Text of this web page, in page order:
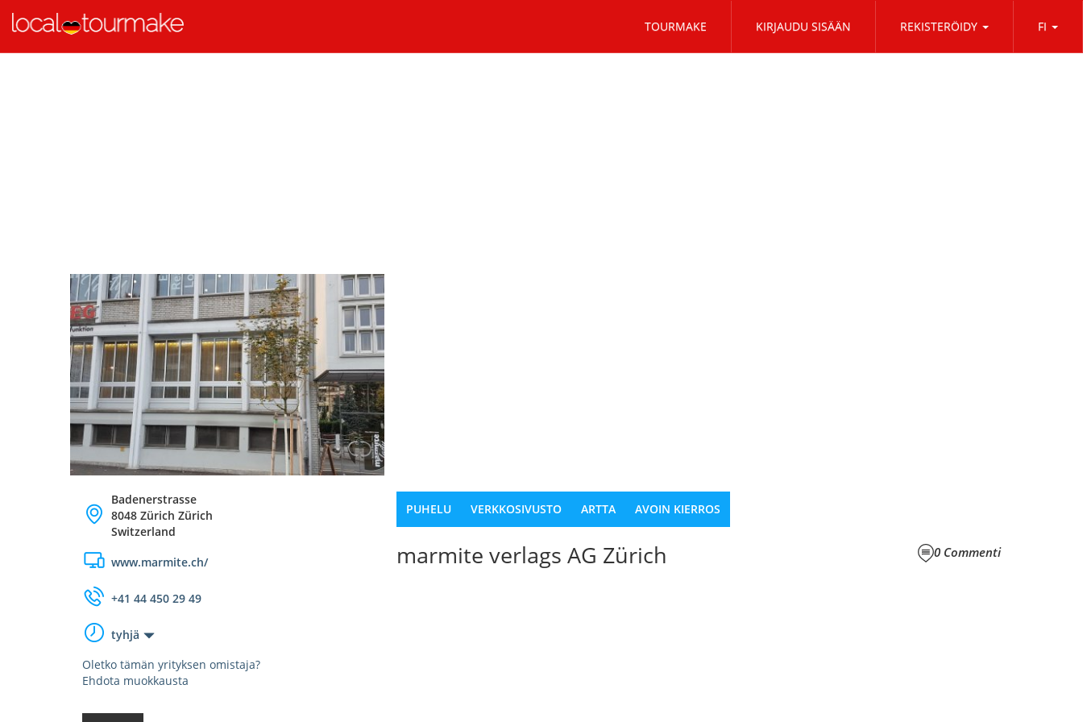
TOURMAKE KIRJAUDU SISÄÄN REKISTERÖIDY FI
Badenerstrasse
8048 Zürich Zürich
Switzerland
www.marmite.ch/
+41 44 450 29 49
tyhjä
Oletko tämän yrityksen omistaja?
Ehdota muokkausta
PUHELU VERKKOSIVUSTO ARTTA AVOIN KIERROS
0 Commenti
marmite verlags AG Zürich